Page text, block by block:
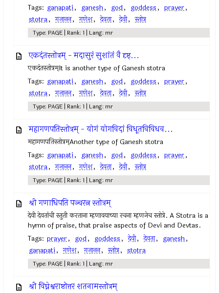
Tags: ganapati, ganesh, god, goddess, prayer,
stotra, गजानन, गणेश, देवता, देवी, स्तोत्र
Type: PAGE | Rank: 1 | Lang: mr
एकदंतस्तोत्रम् - मदासुरं सुशांतं वै दृष्ट्...
एकदंतस्तोत्रम्It is another type of Ganesh stotra
Tags: ganapati, ganesh, god, goddess, prayer,
stotra, गजानन, गणेश, देवता, देवी, स्तोत्र
Type: PAGE | Rank: 1 | Lang: mr
महागणपतिस्तोत्रम् - योगं योगविदां विधूतविविधव...
महागणपतिस्तोत्रम्Another type of Ganesh stotra
Tags: ganapati, ganesh, god, goddess, prayer,
stotra, गजानन, गणेश, देवता, देवी, स्तोत्र
Type: PAGE | Rank: 1 | Lang: mr
श्री गणाधिपति पञ्चरत्न स्तोत्रम्
देवी देवतांची स्तुती करताना म्हणावयाच्या रचना म्हणजेच स्तोत्रे. A Stotra is a
hymn of praise, that praise aspects of Devi and Devtas.
Tags: prayer, god, goddess, देवी, देवता, ganesh,
ganapati, गणेश, गजानन, स्तोत्र, stotra
Type: PAGE | Rank: 1 | Lang: mr
श्री विघ्नेश्वराष्टोत्तर शतनामस्तोत्रम्